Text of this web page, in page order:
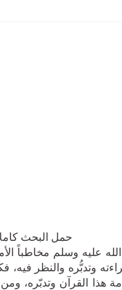
كاملا
عليه وسلم مخاطباً
وتدبُّره والنظر فيه،
القرآن وتدبّره، ومن